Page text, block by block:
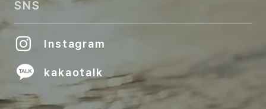
SNS
Instagram
kakaotalk